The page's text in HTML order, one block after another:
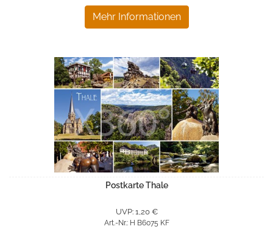
Mehr Informationen
Postkarte Thale
UVP: 1,20 €
Art.-Nr.: H B6075 KF